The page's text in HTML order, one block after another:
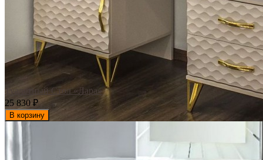
Туалетный Стол «Лара»
25 830 ₽
В корзину